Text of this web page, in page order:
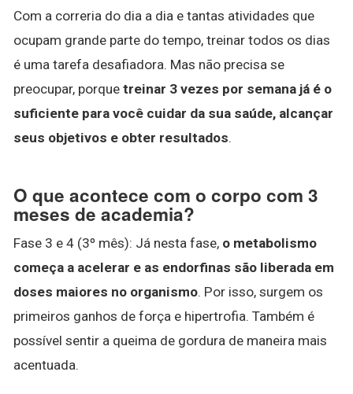
Com a correria do dia a dia e tantas atividades que
ocupam grande parte do tempo, treinar todos os dias
é uma tarefa desafiadora. Mas não precisa se
preocupar, porque treinar 3 vezes por semana já é o
suficiente para você cuidar da sua saúde, alcançar
seus objetivos e obter resultados.
O que acontece com o corpo com 3
meses de academia?
Fase 3 e 4 (3º mês): Já nesta fase, o metabolismo
começa a acelerar e as endorfinas são liberada em
doses maiores no organismo. Por isso, surgem os
primeiros ganhos de força e hipertrofia. Também é
possível sentir a queima de gordura de maneira mais
acentuada.